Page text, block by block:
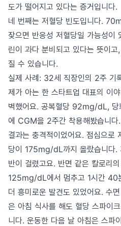
도가 떨어지고 있다는 증거입니다.
네 번째는 저혈당 빈도입니다.
잦으면 반응성 저혈당일 가능성이
린이 과다 분비되고 있다는 뜻이
질 수 있습니다.
실제 사례: 32세 직장인의 2주 기
제가 아는 한 스타트업 대표의 이
벽했어요. 공복혈당 92mg/dL, 당
에 CGM을 2주간 착용해봤습니다.
결과는 충격적이었어요. 점심으로
당이 175mg/dL까지 올랐습니다.
반이 걸렸고요. 반면 같은 칼로리
125mg/dL에서 멈추고 1시간 40
더 흥미로운 발견도 있었어요. 수
은 아침 식사를 해도 혈당 스파이
니다. 운동한 다음 날 아침은 스파